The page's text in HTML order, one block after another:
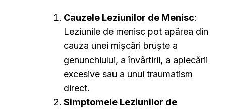
Cauzele Leziunilor de Menisc:
Leziunile de menisc pot apărea din
cauza unei mișcări bruște a
genunchiului, a învârtirii, a aplecării
excesive sau a unui traumatism
direct.
Simptomele Leziunilor de